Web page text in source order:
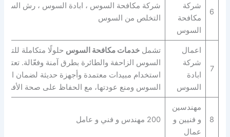
6
شركة
مكافحة
السوس
شركة مكافحة السوس ، ابادة السوس ، رش
التخلص من السوس
7
اعمال
شركة
ابادة
السوس
تشمل خدمات مكافحة السوس حلولًا متكاملة
السوس الزاحفة والطائرة بطرق آمنة وفعّالة.
استخدام مبيدات معتمدة وأجهزة حديثة لضمان
السوس ومنع عودتها، مع الحفاظ على صحة الأفراد
8
مهندسين
و فنيين و
عمال
200 مهندس و فني و عامل